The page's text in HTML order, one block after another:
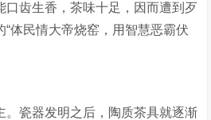
口齿生香，茶味十足，因而遭到歹
“体民情大帝烧窑，用智慧恶霸伏
。瓷器发明之后，陶质茶具就逐渐